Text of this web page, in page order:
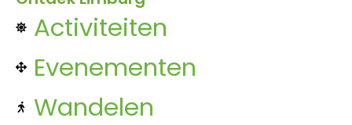
Activiteiten
Evenementen
Wandelen